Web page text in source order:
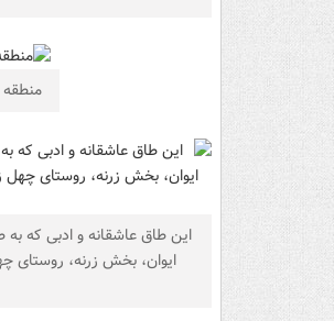
منطقه ی کبیر کوه
این طاق عاشقانه و ادبی که
ایوان، بخش زرنه، روستای